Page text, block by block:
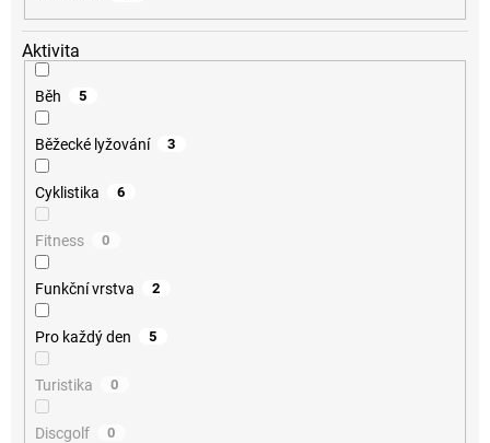
Aktivita
Běh 5
Běžecké lyžování 3
Cyklistika 6
Fitness 0
Funkční vrstva 2
Pro každý den 5
Turistika 0
Discgolf 0